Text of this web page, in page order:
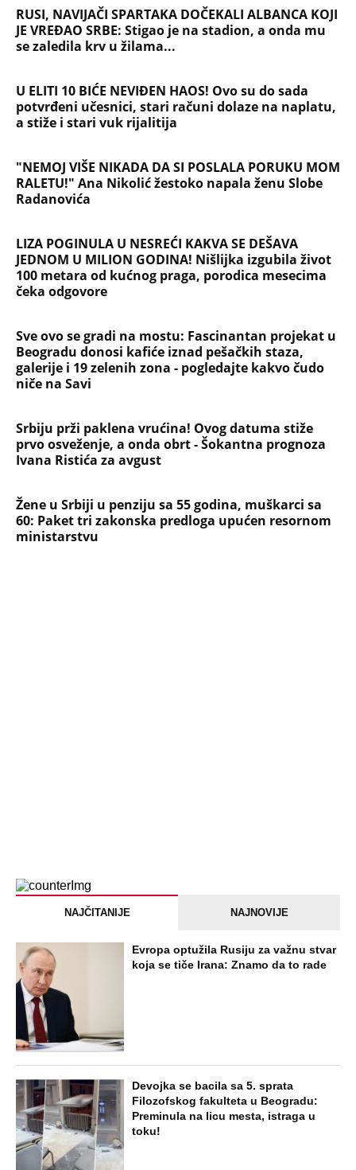
RUSI, NAVIJAČI SPARTAKA DOČEKALI ALBANCA KOJI
JE VREĐAO SRBE: Stigao je na stadion, a onda mu
se zaledila krv u žilama...
U ELITI 10 BIĆE NEVIĐEN HAOS! Ovo su do sada
potvrđeni učesnici, stari računi dolaze na naplatu,
a stiže i stari vuk rijalitija
"NEMOJ VIŠE NIKADA DA SI POSLALA PORUKU MOM
RALETU!" Ana Nikolić žestoko napala ženu Slobe
Radanovića
LIZA POGINULA U NESREĆI KAKVA SE DEŠAVA
JEDNOM U MILION GODINA! Nišlijka izgubila život
100 metara od kućnog praga, porodica mesecima
čeka odgovore
Sve ovo se gradi na mostu: Fascinantan projekat u
Beogradu donosi kafiće iznad pešačkih staza,
galerije i 19 zelenih zona - pogledajte kakvo čudo
niče na Savi
Srbiju prži paklena vrućina! Ovog datuma stiže
prvo osveženje, a onda obrt - Šokantna prognoza
Ivana Ristića za avgust
Žene u Srbiji u penziju sa 55 godina, muškarci sa
60: Paket tri zakonska predloga upućen resornom
ministarstvu
NAJČITANIJE NAJNOVIJE
Evropa optužila Rusiju za važnu stvar
koja se tiče Irana: Znamo da to rade
Devojka se bacila sa 5. sprata
Filozofskog fakulteta u Beogradu:
Preminula na licu mesta, istraga u
toku!